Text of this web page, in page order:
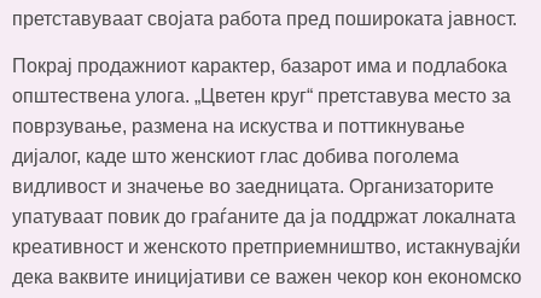
претставуваат својата работа пред пошироката јавност.
Покрај продажниот карактер, базарот има и подлабока
општествена улога. „Цветен круг“ претставува место за
поврзување, размена на искуства и поттикнување
дијалог, каде што женскиот глас добива поголема
видливост и значење во заедницата. Организаторите
упатуваат повик до граѓаните да ја поддржат локалната
креативност и женското претприемништво, истакнувајќи
дека ваквите иницијативи се важен чекор кон економско